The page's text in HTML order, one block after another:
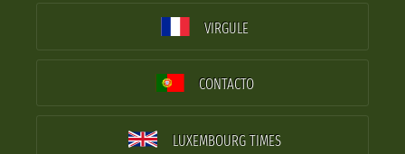
VIRGULE
CONTACTO
LUXEMBOURG TIMES